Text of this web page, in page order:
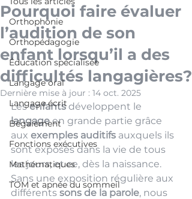
Orthophonie
Orthopédagogie
Éducation spécialisée
Langage oral
Langage écrit
Bégaiement
Fonctions exécutives
Mathématiques
TOM et apnée du sommeil
Pourquoi faire évaluer
l’audition de son
enfant lorsqu’il a des
difficultés langagières?
Dernière mise à jour : 14 oct. 2025
Les enfants développent le
langage en grande partie grâce
aux exemples auditifs auxquels ils
sont exposés dans la vie de tous
les jours, et ce, dès la naissance.
Sans une exposition régulière aux
différents sons de la parole, nous